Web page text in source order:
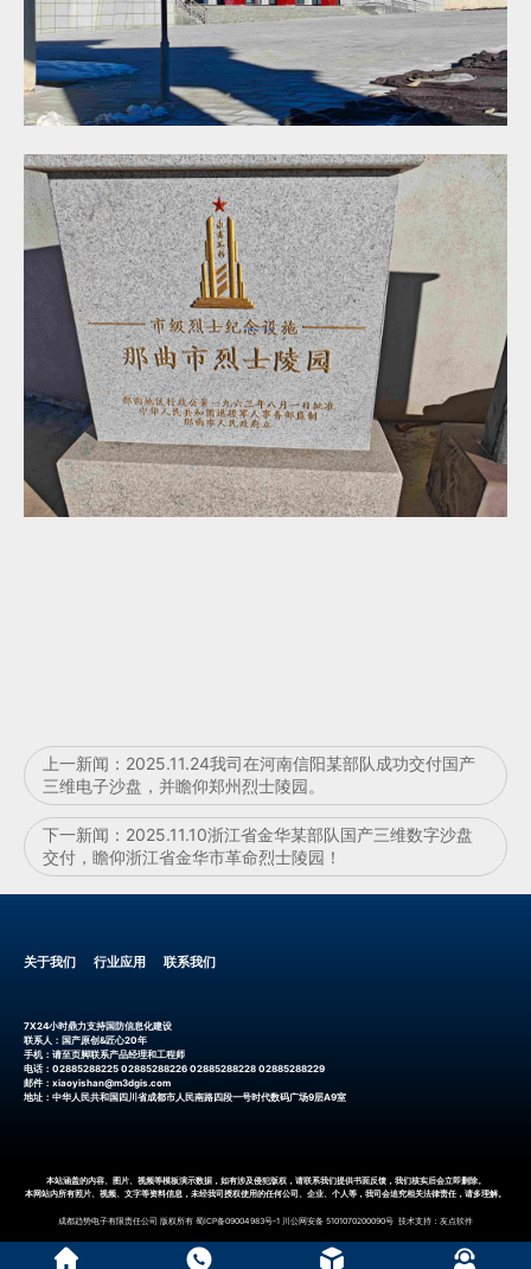
上一新闻： 2025.11.24我司在河南信阳某部队成功交付国产
三维电子沙盘，并瞻仰郑州烈士陵园。
下一新闻： 2025.11.10浙江省金华某部队国产三维数字沙盘
交付，瞻仰浙江省金华市革命烈士陵园！
关于我们 行业应用 联系我们
7X24小时鼎力支持国防信息化建设
联系人：国产原创&匠心20年
手机：请至页脚联系产品经理和工程师
电话：02885288225 02885288226 02885288228 02885288229
邮件：xiaoyishan@m3dgis.com
地址：中华人民共和国四川省成都市人民南路四段一号时代数码广场9层A9室
本站涵盖的内容、图片、视频等模板演示数据，如有涉及侵犯版权，请联系我们提供书面反馈，我们核实后会立即删除。
本网站内所有照片、视频、文字等资料信息，未经我司授权使用的任何公司、企业、个人等，我司会追究相关法律责任，请多理解。
成都趋势电子有限责任公司 版权所有 蜀ICP备09004983号-1 川公网安备 5101070200090号 技术支持： 友点软件